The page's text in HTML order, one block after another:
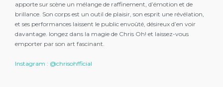
apporte sur scène un mélange de raffinement, d’émotion et de
brillance. Son corps est un outil de plaisir, son esprit une révélation,
et ses performances laissent le public envoûté, désireux d’en voir
davantage. longez dans la magie de Chris Oh! et laissez-vous
emporter par son art fascinant.
Instagram : @chrisohfficial